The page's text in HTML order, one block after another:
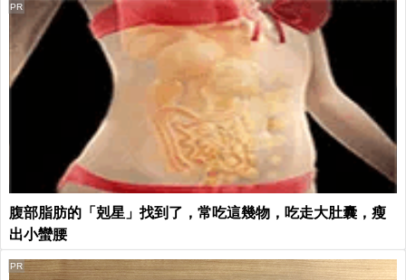
腹部脂肪的「剋星」找到了，常吃這幾物，吃走大肚囊，瘦
出小蠻腰
PR
PR